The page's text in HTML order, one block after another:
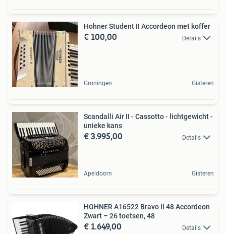
Hohner Student II Accordeon met koffer
€ 100,00 Details
Groningen Gisteren
Scandalli Air II - Cassotto - lichtgewicht -
unieke kans
€ 3.995,00 Details
Apeldoorn Gisteren
HOHNER A16522 Bravo II 48 Accordeon
Zwart – 26 toetsen, 48
€ 1.649,00 Details